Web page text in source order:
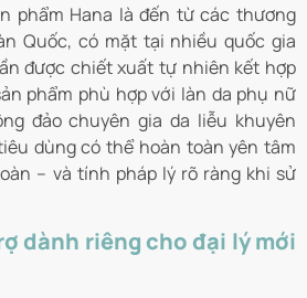
phẩm Hana là đến từ các thương
Quốc, có mặt tại nhiều quốc gia
được chiết xuất tự nhiên kết hợp
phẩm phù hợp với làn da phụ nữ
đảo chuyên gia da liễu khuyên
dùng có thể hoàn toàn yên tâm
– và tính pháp lý rõ ràng khi sử
dành riêng cho đại lý mới